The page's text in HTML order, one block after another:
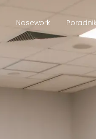
Nosework